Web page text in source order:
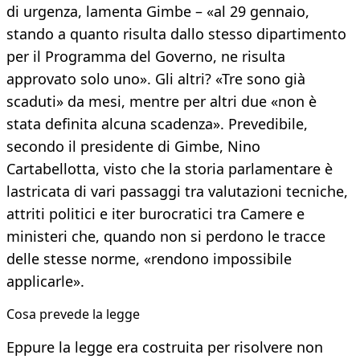
di urgenza, lamenta Gimbe – «al 29 gennaio,
stando a quanto risulta dallo stesso dipartimento
per il Programma del Governo, ne risulta
approvato solo uno». Gli altri? «Tre sono già
scaduti» da mesi, mentre per altri due «non è
stata definita alcuna scadenza». Prevedibile,
secondo il presidente di Gimbe, Nino
Cartabellotta, visto che la storia parlamentare è
lastricata di vari passaggi tra valutazioni tecniche,
attriti politici e iter burocratici tra Camere e
ministeri che, quando non si perdono le tracce
delle stesse norme, «rendono impossibile
applicarle».
Cosa prevede la legge
Eppure la legge era costruita per risolvere non